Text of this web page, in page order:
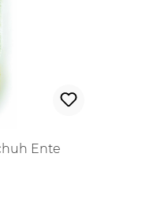
Ente